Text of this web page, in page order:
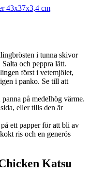
i tunna skivor
och peppra lätt.
först i vetemjölet,
i panko. Se till att
på medelhög värme.
eller tills den är
ett papper för att bli av
ris och en generös
Katsu